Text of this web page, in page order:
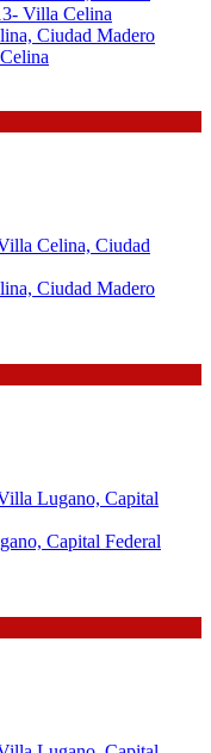
Ciudad Madero
Ciudad Madero
Capital Federal